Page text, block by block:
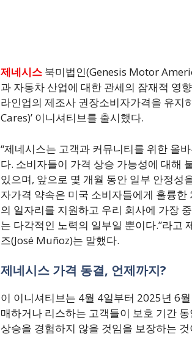
제네시스북미법인(Genesis Motor
과 자동차 산업에 대한 관세의 잠재적 영
라인업의 제조사 권장소비자가격을 유지
Cares)’ 이니셔티브를 출시했다.
“제네시스는 고객과 커뮤니티를 위한 올
다. 소비자들이 가격 상승 가능성에 대해
있으며, 앞으로 몇 개월 동안 일부 안정성
자가격 약속은 미국 소비자들에게 훌륭
의 일자리를 지원하고 우리 회사에 가장
는 다각적인 노력의 일부일 뿐이다.”라고
즈(José Muñoz)는 말했다.
제네시스 가격 동결, 언제까지?
이 이니셔티브는 4월 4일부터 2025년 6
매하거나 리스하는 고객들이 보호 기간
상승을 경험하지 않을 것임을 보장하는 것